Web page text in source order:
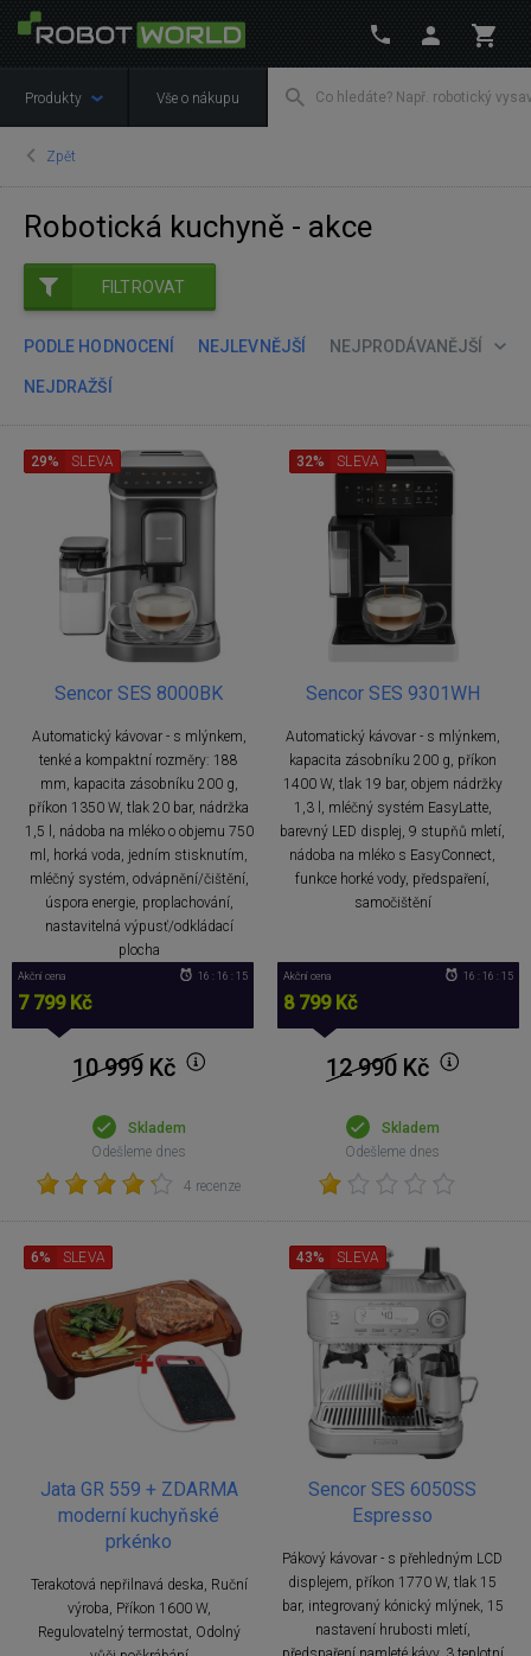
Produkty Vše o nákupu
Zpět
Robotická kuchyně - akce
FILTROVAT
PODLE HODNOCENÍ NEJLEVNĚJŠÍ NEJPRODÁVANĚJŠÍ
NEJDRAŽŠÍ
Sencor SES 8000BK
Automatický kávovar - s mlýnkem,
tenké a kompaktní rozměry: 188
mm, kapacita zásobníku 200 g,
příkon 1350 W, tlak 20 bar, nádržka
1,5 l, nádoba na mléko o objemu 750
ml, horká voda, jedním stisknutím,
mléčný systém, odvápnění/čištění,
úspora energie, proplachování,
nastavitelná výpusť/odkládací
plocha
29% SLEVA
Akční cena
7 799 Kč
16 : 16 : 14
10 999Kč
Skladem
Odešleme dnes
4 recenze
Sencor SES 9301WH
Automatický kávovar - s mlýnkem,
kapacita zásobníku 200 g, příkon
1400 W, tlak 19 bar, objem nádržky
1,3 l, mléčný systém EasyLatte,
barevný LED displej, 9 stupňů mletí,
nádoba na mléko s EasyConnect,
funkce horké vody, předspaření,
samočištění
32% SLEVA
Akční cena
8 799 Kč
16 : 16 : 14
12 990Kč
Skladem
Odešleme dnes
Jata GR 559 + ZDARMA
moderní kuchyňské
prkénko
Terakotová nepřilnavá deska, Ruční
výroba, Příkon 1600 W,
Regulovatelný termostat, Odolný
6% SLEVA
Sencor SES 6050SS
Espresso
Pákový kávovar - s přehledným LCD
displejem, příkon 1770 W, tlak 15
bar, integrovaný kónický mlýnek, 15
nastavení hrubosti mletí,
43% SLEVA